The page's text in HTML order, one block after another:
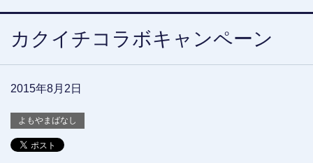
カクイチコラボキャンペーン
2015年8月2日
よもやまばなし